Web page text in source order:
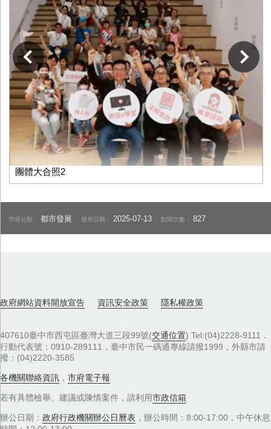
團體大合照2
下一張
市府分類：都市發展 發布日期： 2025-07-13 點閱次數：827
政府網站資料開放宣告 資訊安全政策 隱私權政策
407610臺中市西屯區臺灣大道三段99號(交通位置) Tel:(04)2228-9111．
行動代表號：0910-289111，臺中市民一碼通專線請撥1999，外縣市請
撥：(04)2220-3585
各機關聯絡資訊 ， 市府電子報
若有具體檢舉、建議或陳情案件，請利用市政信箱
辦公日期： 政府行政機關辦公日曆表 ，辦公時間：8:00-17:00，中午休息